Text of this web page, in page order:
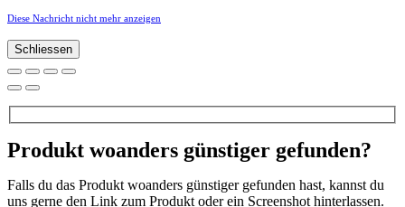
Diese Nachricht nicht mehr anzeigen
Schliessen
Produkt woanders günstiger gefunden?
Falls du das Produkt woanders günstiger gefunden hast, kannst du
uns gerne den Link zum Produkt oder ein Screenshot hinterlassen.